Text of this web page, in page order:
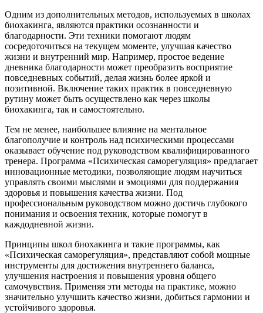
Одним из дополнительных методов, используемых в школах
биохакинга, являются практики осознанности и
благодарности. Эти техники помогают людям
сосредоточиться на текущем моменте, улучшая качество
жизни и внутренний мир. Например, простое ведение
дневника благодарности может преобразить восприятие
повседневных событий, делая жизнь более яркой и
позитивной. Включение таких практик в повседневную
рутину может быть осуществлено как через школы
биохакинга, так и самостоятельно.
Тем не менее, наибольшее влияние на ментальное
благополучие и контроль над психическими процессами
оказывает обучение под руководством квалифицированного
тренера. Программа «Психическая саморегуляция» предлагает
инновационные методики, позволяющие людям научиться
управлять своими мыслями и эмоциями для поддержания
здоровья и повышения качества жизни. Под
профессиональным руководством можно достичь глубокого
понимания и освоения техник, которые помогут в
каждодневной жизни.
Принципы школ биохакинга и такие программы, как
«Психическая саморегуляция», представляют собой мощные
инструменты для достижения внутреннего баланса,
улучшения настроения и повышения уровня общего
самочувствия. Применяя эти методы на практике, можно
значительно улучшить качество жизни, добиться гармонии и
устойчивого здоровья.